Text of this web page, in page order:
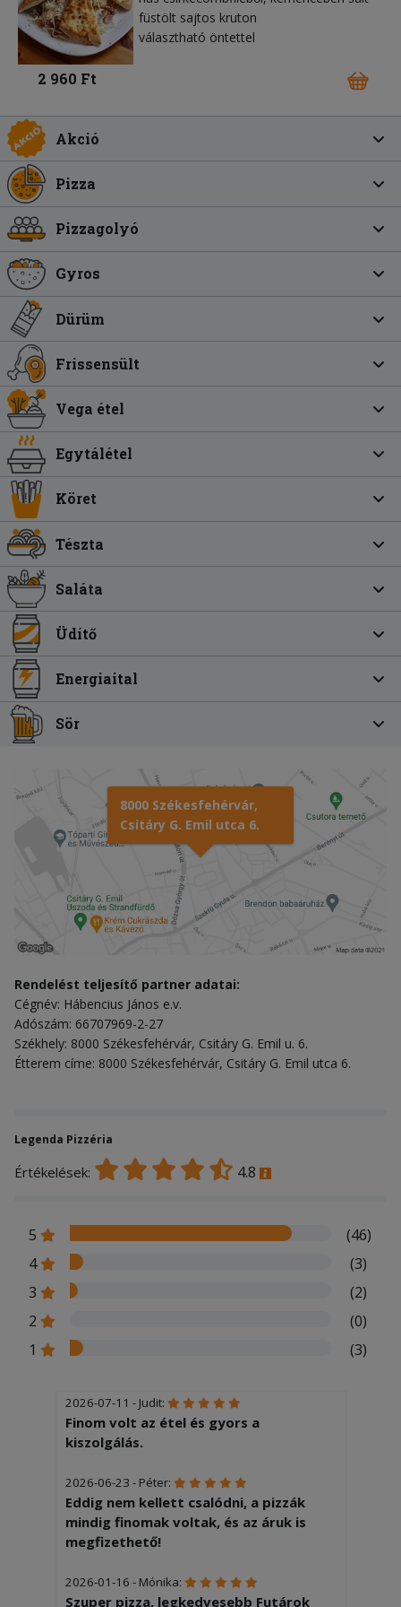
füstölt sajtos kruton
választható öntettel
2 960 Ft
Akció
Pizza
Pizzagolyó
Gyros
Dürüm
Frissensült
Vega étel
Egytálétel
Köret
Tészta
Saláta
Üdítő
Energiaital
Sör
8000 Székesfehérvár,
Csitáry G. Emil utca 6.
Rendelést teljesítő partner adatai:
Cégnév: Hábencius János e.v.
Adószám: 66707969-2-27
Székhely: 8000 Székesfehérvár, Csitáry G. Emil u. 6.
Étterem címe: 8000 Székesfehérvár, Csitáry G. Emil utca 6.
Legenda Pizzéria
Értékelések: 4.8
5
(46)
4
(3)
3
(2)
2
(0)
1
(3)
2026-07-11 - Judit:
Finom volt az étel és gyors a
kiszolgálás.
2026-06-23 - Péter:
Eddig nem kellett csalódni, a pizzák
mindig finomak voltak, és az áruk is
megfizethető!
2026-01-16 - Mónika:
Szuper pizza, legkedvesebb Futárok